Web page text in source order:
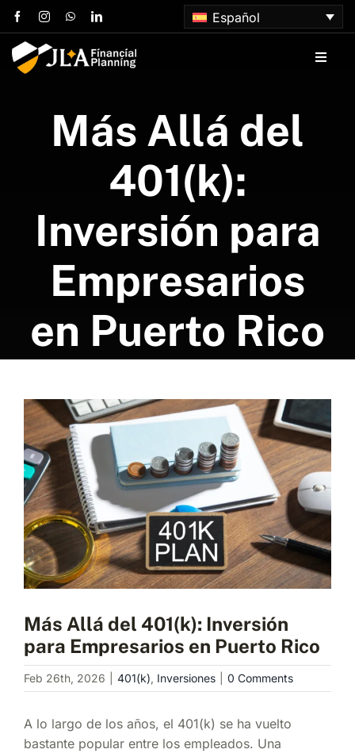
Skip
to
content
Español
Toggle
Sobre nosotros
Servicios
Programa una consulta
Más Allá del
401(k):
Inversión para
Empresarios
en Puerto Rico
View
Larger
Image
Más Allá del 401(k): Inversión
para Empresarios en Puerto Rico
Feb 26th, 2026 401(k), Inversiones 0 Comments
A lo largo de los años, el 401(k) se ha vuelto
bastante popular entre los empleados. Una